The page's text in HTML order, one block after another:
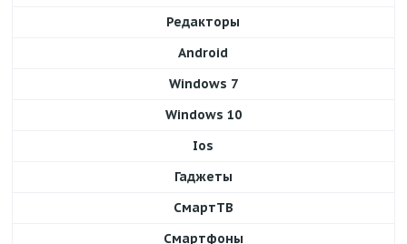
Редакторы
Android
Windows 7
Windows 10
Ios
Гаджеты
СмартТВ
Смартфоны